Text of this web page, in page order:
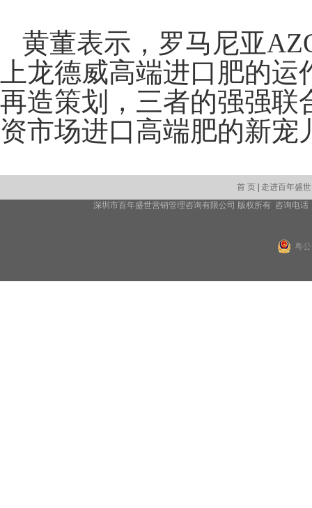
黄董表示，罗马尼亚
上龙德威高端进口肥的
再造策划，三者的强强联
资市场进口高端肥的新宠
首 页 走进百年盛世
深圳市百年盛世营销管理咨询有限公司 版权所有 咨询电话
粤